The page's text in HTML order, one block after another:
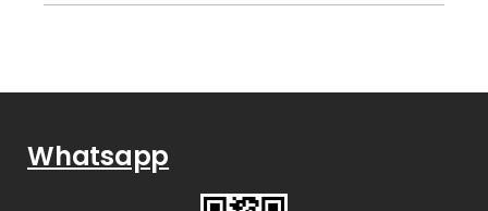
Whatsapp